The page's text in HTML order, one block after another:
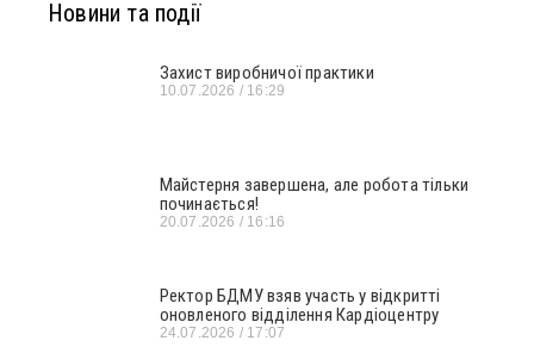
Новини та події
Захист виробничої практики
10.07.2026 16:29
Майстерня завершена, але робота тільки
починається!
20.07.2026 16:16
Ректор БДМУ взяв участь у відкритті
оновленого відділення Кардіоцентру
24.07.2026 17:07